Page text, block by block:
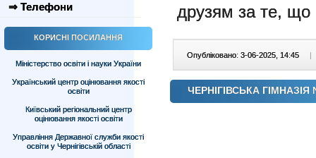
⇒ Телефони
КОРИСНІ ПОСИЛАННЯ
Міністерство освіти і науки України
Український центр оцінювання якості
освіти
Київський регіональний центр
оцінювання якості освіти
Управління Державної служби якості
освіти у Чернігівській області
друзям за те, що
Опубліковано: 3-06-2025, 14:45 |
ЧЕРНІГІВСЬКА